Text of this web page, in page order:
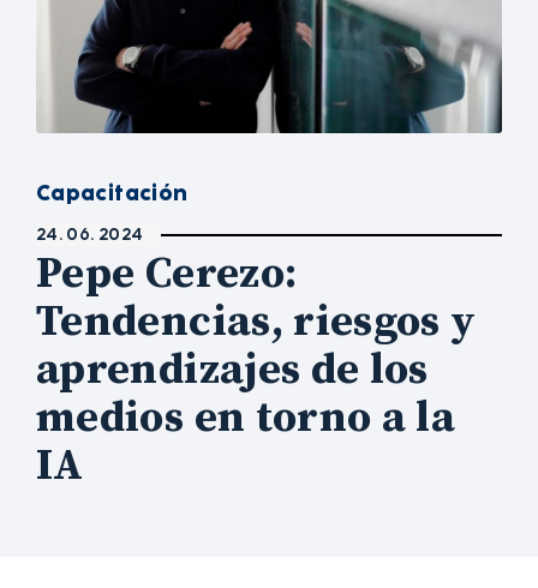
Capacitación
24. 06. 2024
Pepe Cerezo:
Tendencias, riesgos y
aprendizajes de los
medios en torno a la
IA